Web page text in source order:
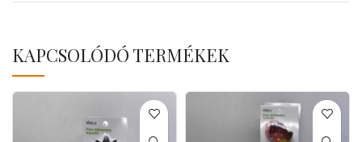
KAPCSOLÓDÓ TERMÉKEK